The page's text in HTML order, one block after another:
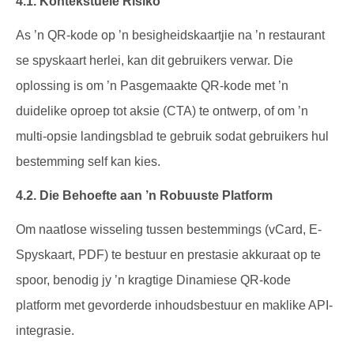
As ’n QR-kode op ’n besigheidskaartjie na ’n restaurant
se spyskaart herlei, kan dit gebruikers verwar. Die
oplossing is om ’n Pasgemaakte QR-kode met ’n
duidelike oproep tot aksie (CTA) te ontwerp, of om ’n
multi-opsie landingsblad te gebruik sodat gebruikers hul
bestemming self kan kies.
4.2. Die Behoefte aan ’n Robuuste Platform
Om naatlose wisseling tussen bestemmings (vCard, E-
Spyskaart, PDF) te bestuur en prestasie akkuraat op te
spoor, benodig jy ’n kragtige Dinamiese QR-kode
platform met gevorderde inhoudsbestuur en maklike API-
integrasie.